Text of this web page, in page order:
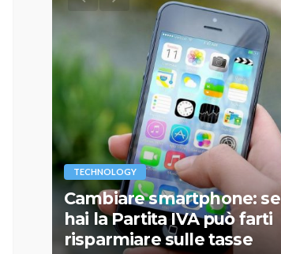
TECHNOLOGY
Cambiare smartphone: se
hai la Partita IVA può farti
risparmiare sulle tasse